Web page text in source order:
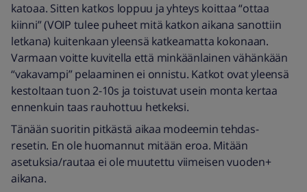
katoaa. Sitten katkos loppuu ja yhteys koittaa “ottaa
kiinni” (VOIP tulee puheet mitä katkon aikana sanottiin
letkana) kuitenkaan yleensä katkeamatta kokonaan.
Varmaan voitte kuvitella että minkäänlainen vähänkään
“vakavampi” pelaaminen ei onnistu. Katkot ovat yleensä
kestoltaan tuon 2-10s ja toistuvat usein monta kertaa
ennenkuin taas rauhottuu hetkeksi.
Tänään suoritin pitkästä aikaa modeemin tehdas-
resetin. En ole huomannut mitään eroa. Mitään
asetuksia/rautaa ei ole muutettu viimeisen vuoden+
aikana.